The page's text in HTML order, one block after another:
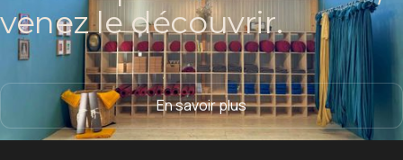
venez le découvrir.
En savoir plus